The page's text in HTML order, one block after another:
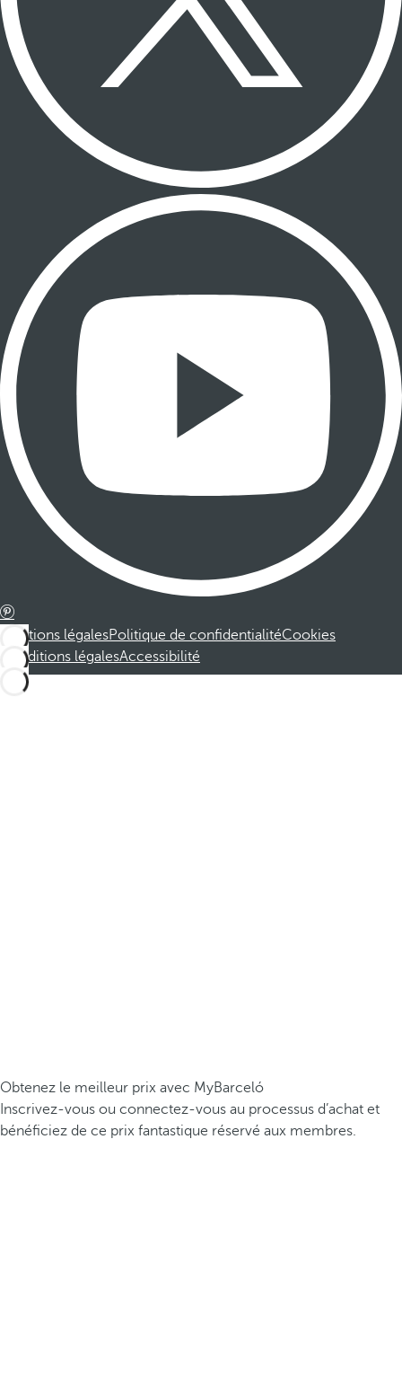
Mentions légalesPolitique de confidentialitéCookies
Conditions légalesAccessibilité
Obtenez le meilleur prix avec MyBarceló
Inscrivez-vous ou connectez-vous au processus d’achat et
bénéficiez de ce prix fantastique réservé aux membres.